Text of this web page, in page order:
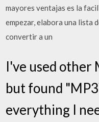
mayores ventajas es la
empezar, elabora una lista
convertir a un
I've used other
but found
everything I